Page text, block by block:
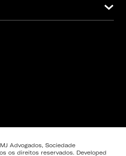
Advogados, Sociedade
os direitos reservados. Developed